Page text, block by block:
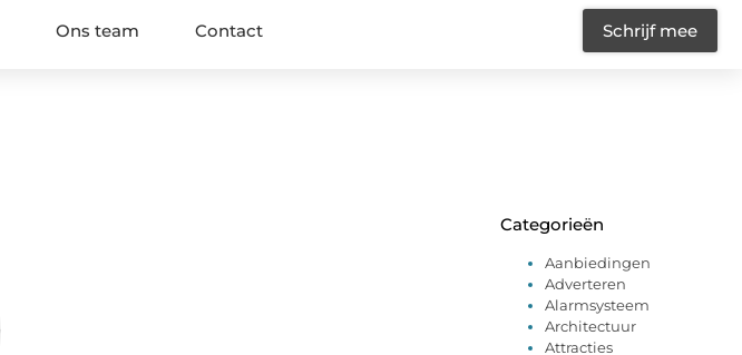
Ons team Contact Schrijf mee
Categorieën
Aanbiedingen
Adverteren
Alarmsysteem
Architectuur
Attracties